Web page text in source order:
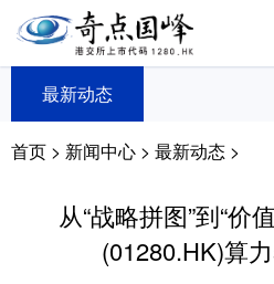
最新动态
首页 > 新闻中心 > 最新动态 >
从“战略拼图”到“价
(01280.HK)算